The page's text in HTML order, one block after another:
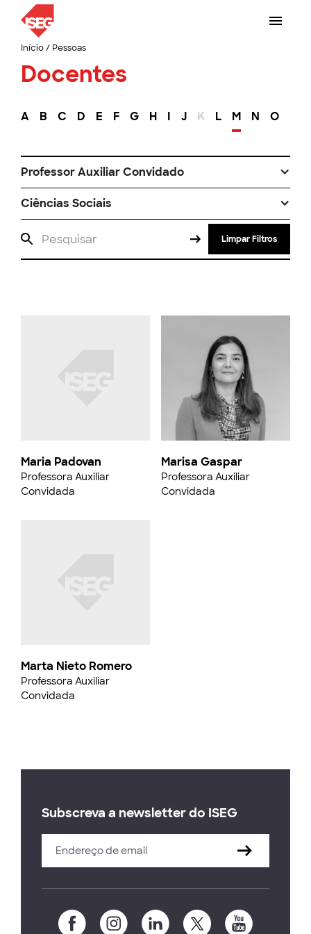
Início/ Pessoas
Docentes
A B C D E F G H I J K L M N O
Professor Auxiliar Convidado
Ciências Sociais
Limpar Filtros
Maria Padovan
Professora Auxiliar
Convidada
Marta Nieto Romero
Professora Auxiliar
Convidada
Marisa Gaspar
Professora Auxiliar
Convidada
Subscreva a newsletter do ISEG